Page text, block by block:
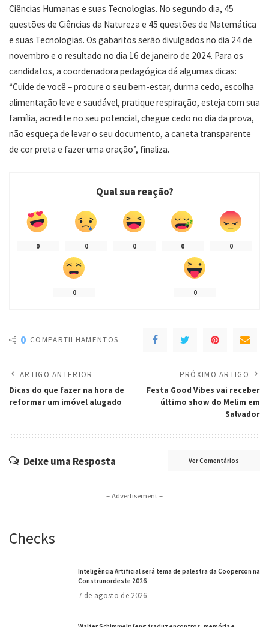
Ciências Humanas e suas Tecnologias. No segundo dia, 45
questões de Ciências da Natureza e 45 questões de Matemática
e suas Tecnologias. Os gabaritos serão divulgados no dia 24 de
novembro e o resultado no dia 16 de janeiro de 2024. Para os
candidatos, a coordenadora pedagógica dá algumas dicas:
“Cuide de você – procure o seu bem-estar, durma cedo, escolha
alimentação leve e saudável, pratique respiração, esteja com sua
família, acredite no seu potencial, chegue cedo no dia da prova,
não esqueça de levar o seu documento, a caneta transparente
de cor preta e fazer uma oração”, finaliza.
Qual sua reação?
0 0 0 0 0
0 0
0 COMPARTILHAMENTOS
ARTIGO ANTERIOR
Dicas do que fazer na hora de
reformar um imóvel alugado
PRÓXIMO ARTIGO
Festa Good Vibes vai receber
último show do Melim em
Salvador
Deixe uma Resposta Ver Comentários
– Advertisement –
Checks
Inteligência Artificial será tema de palestra da Coopercon na
Construnordeste 2026
7 de agosto de 2026